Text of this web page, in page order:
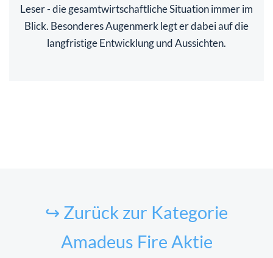
Leser - die gesamtwirtschaftliche Situation immer im
Blick. Besonderes Augenmerk legt er dabei auf die
langfristige Entwicklung und Aussichten.
↪ Zurück zur Kategorie
Amadeus Fire Aktie